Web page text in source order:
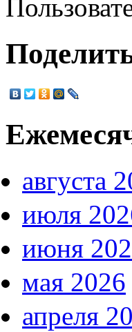
августа
июля
июня
мая 2026
апреля